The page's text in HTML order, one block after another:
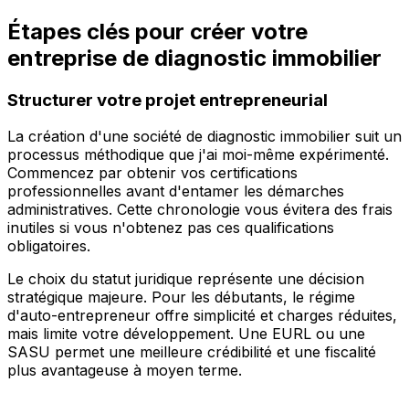
Étapes clés pour créer votre
entreprise de diagnostic immobilier
Structurer votre projet entrepreneurial
La création d'une société de diagnostic immobilier suit un
processus méthodique que j'ai moi-même expérimenté.
Commencez par obtenir vos certifications
professionnelles avant d'entamer les démarches
administratives. Cette chronologie vous évitera des frais
inutiles si vous n'obtenez pas ces qualifications
obligatoires.
Le choix du statut juridique représente une décision
stratégique majeure. Pour les débutants, le régime
d'auto-entrepreneur offre simplicité et charges réduites,
mais limite votre développement. Une EURL ou une
SASU permet une meilleure crédibilité et une fiscalité
plus avantageuse à moyen terme.